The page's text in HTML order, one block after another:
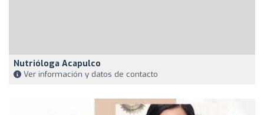
Nutrióloga Acapulco
Ver información y datos de contacto